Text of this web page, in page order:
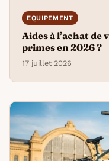
EQUIPEMENT
Aides à l’achat
primes en 2026 ?
17 juillet 2026